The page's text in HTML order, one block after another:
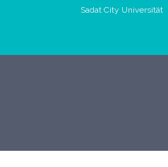
Sadat City Universität